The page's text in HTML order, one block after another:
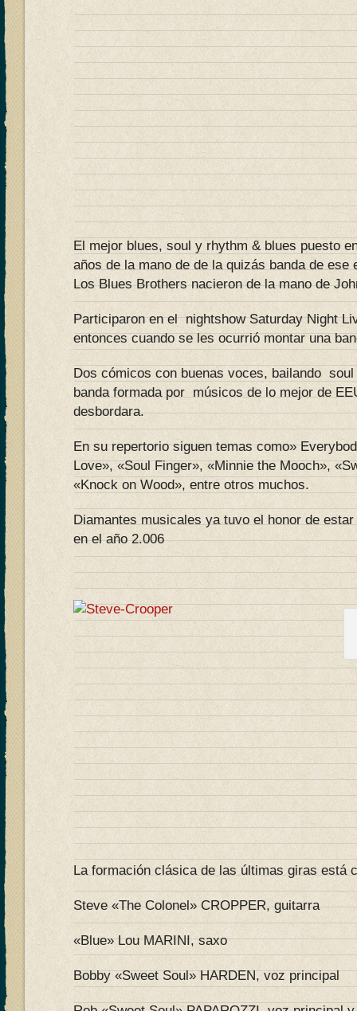
El mejor blues, soul y rhythm & blues puesto
años de la mano de de la quizás banda de ese
Los Blues Brothers nacieron de la mano de
Participaron en el nightshow Saturday Night
entonces cuando se les ocurrió montar una
Dos cómicos con buenas voces, bailando
banda formada por músicos de lo mejor de
desbordara.
En su repertorio siguen temas como»
Love», «Soul Finger», «Minnie the Mooch»,
«Knock on Wood», entre otros muchos.
Diamantes musicales ya tuvo el honor de
en el año 2.006
La formación clásica de las últimas giras está
Steve «The Colonel» CROPPER, guitarra
«Blue» Lou MARINI, saxo
Bobby «Sweet Soul» HARDEN, voz principal